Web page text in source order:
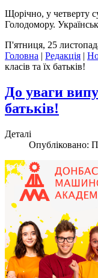
Щорічно, у четверту
Голодомору.
П'ятниця, 25
Головна | Редакція |
класів та їх батьків!
До уваги
батьків!
Деталі
Опубліковано: